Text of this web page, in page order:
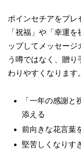
ポインセチアをプレ
「祝福」や「幸運
ップしてメッセージ
う噂ではなく、贈
わりやすくなります。
「一年の感謝
添える
前向きな花言葉
堅苦しくなりす